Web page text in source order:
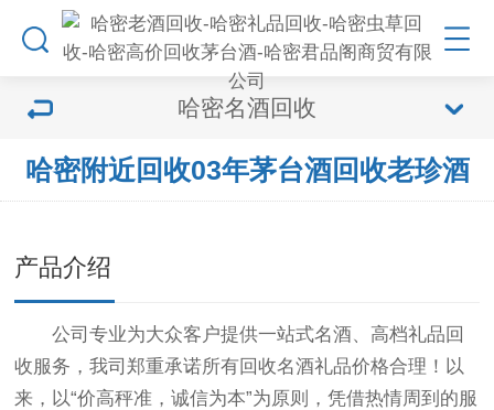
哈密名酒回收
哈密附近回收03年茅台酒回收老珍酒
产品介绍
公司专业为大众客户提供一站式名酒、高档礼品回
收服务，我司郑重承诺所有回收名酒礼品价格合理！以
来，以“价高秤准，诚信为本”为原则，凭借热情周到的服